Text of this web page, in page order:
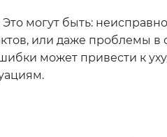
могут быть:
или даже проблемы в
может привести к